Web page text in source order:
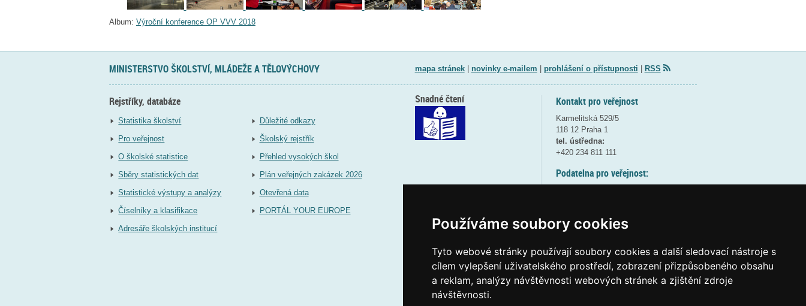
Používáme soubory cookies
Tyto webové stránky používají soubory cookies a další sledovací nástroje s
cílem vylepšení uživatelského prostředí, zobrazení přizpůsobeného obsahu
a reklam, analýzy návštěvnosti webových stránek a zjištění zdroje
návštěvnosti.
Album: Výroční konference OP VVV 2018
MINISTERSTVO ŠKOLSTVÍ, MLÁDEŽE A TĚLOVÝCHOVY mapa stránek| novinky e-mailem prohlášení o přístupnosti RSS
Rejstříky, databáze
Statistika školství
Pro veřejnost
O školské statistice
Sběry statistických dat
Statistické výstupy a analýzy
Číselníky a klasifikace
Adresáře školských institucí
Důležité odkazy
Školský rejstřík
Přehled vysokých škol
Plán veřejných zakázek 2026
Otevřená data
PORTÁL YOUR EUROPE
Kontakt pro veřejnost
Karmelitská 529/5
118 12 Praha 1
tel. ústředna:
+420 234 811 111
Podatelna pro veřejnost:
(více informací
Elektronická podatelna:
posta@msmtgov cz
Snadné čtení